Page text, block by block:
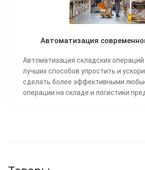
Автоматизация
Автоматизация складских операций
лучших способов упростить и
сделать более эффективными
операции на складе и логистики